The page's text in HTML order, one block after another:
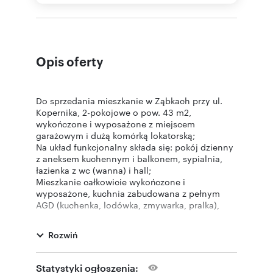
Opis oferty
Do sprzedania mieszkanie w Ząbkach przy ul.
Kopernika, 2-pokojowe o pow. 43 m2,
wykończone i wyposażone z miejscem
garażowym i dużą komórką lokatorską;
Na układ funkcjonalny składa się: pokój dzienny
z aneksem kuchennym i balkonem, sypialnia,
łazienka z wc (wanna) i hall;
Mieszkanie całkowicie wykończone i
wyposażone, kuchnia zabudowana z pełnym
AGD (kuchenka, lodówka, zmywarka, pralka),
mieszkania;
Lokal usytuowany jest na 1 piętrze w 3 p.,
budynek z 2010r. bez windy, teren zamknięty z
Rozwiń
Statystyki ogłoszenia: